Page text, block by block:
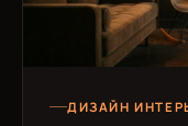
ДИЗАЙН